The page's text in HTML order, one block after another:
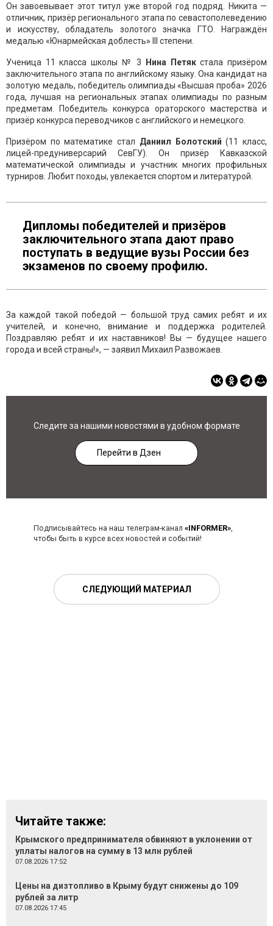
Он завоевывает этот титул уже второй год подряд. Никита —
отличник, призёр регионального этапа по севастополеведению
и искусству, обладатель золотого значка ГТО. Награждён
медалью «Юнармейская доблесть» III степени.
Ученица 11 класса школы № 3 Нина Петякстала призёром
заключительного этапа по английскому языку. Она кандидат на
золотую медаль, победитель олимпиады «Высшая проба» 2026
года, лучшая на региональных этапах олимпиады по разным
предметам. Победитель конкурса ораторского мастерства и
призёр конкурса переводчиков с английского и немецкого.
Призёром по математике стал Даниил Болотский (11 класс,
лицей-предуниверсарий СевГУ). Он призёр Кавказской
математической олимпиады и участник многих профильных
турниров. Любит походы, увлекается спортом и литературой.
Дипломы победителей и призёров
заключительного этапа дают право
поступать в ведущие вузы России без
экзаменов по своему профилю.
За каждой такой победой — большой труд самих ребят и их
учителей, и конечно, внимание и поддержка родителей.
Поздравляю ребят и их наставников! Вы — будущее нашего
города и всей страны!», — заявил Михаил Развожаев.
Следите за нашими новостями в удобном формате
Перейти в Дзен
Подписывайтесь на наш телеграм-канал «INFORMER»,
чтобы быть в курсе всех новостей и событий!
СЛЕДУЮЩИЙ МАТЕРИАЛ
Читайте также:
Крымского предпринимателя обвиняют в уклонении от
уплаты налогов на сумму в 13 млн рублей
07.08.2026 17:52
Цены на дизтопливо в Крыму будут снижены до 109
рублей за литр
07.08.2026 17:45